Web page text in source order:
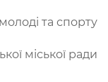
молоді та спорту
міської ради